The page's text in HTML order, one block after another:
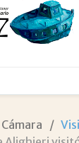
Cámara